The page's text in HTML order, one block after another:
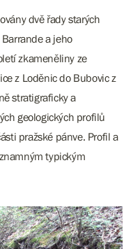
dvě řady starých
a jeho
zkameněliny ze
z Loděnic do Bubovic z
stratigraficky a
geologických profilů
pražské pánve. Profil a
typickým